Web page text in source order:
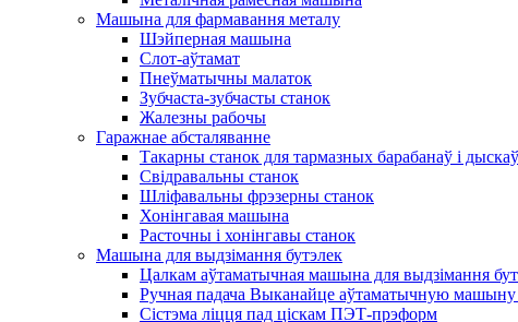
Машына для фармавання металу
Шэйперная машына
Слот-аўтамат
Пнеўматычны малаток
Зубчаста-зубчасты станок
Жалезны рабочы
Гаражнае абсталяванне
Такарны станок для тармазных барабанаў і дыскаў
Свідравальны станок
Шліфавальны фрэзерны станок
Хонінгавая машына
Расточны і хонінгавы станок
Машына для выдзімання бутэлек
Цалкам аўтаматычная машына для выдзімання
Ручная падача Выканайце аўтаматычную машыну
Сістэма ліцця пад ціскам ПЭТ-прэформ